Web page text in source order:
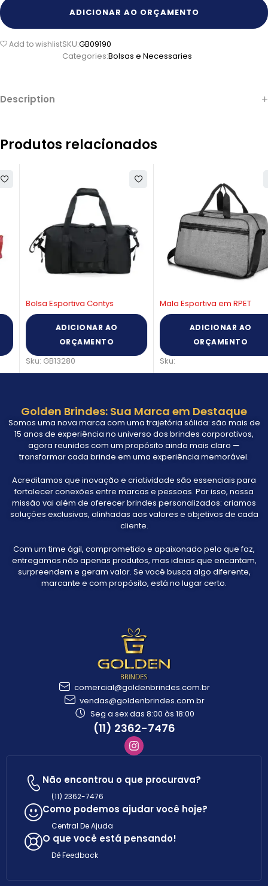
ADICIONAR AO ORÇAMENTO
Add to wishlistSKU:GB09190
Categories:Bolsas e Necessaries
Description
Produtos relacionados
Bolsa Esportiva Contys
ADICIONAR AO
ORÇAMENTO
GB13280
Mala Esportiva em RPET
ADICIONAR AO
ORÇAMENTO
Golden Brindes: Sua Marca em Destaque
Somos uma nova marca com uma trajetória sólida: são mais de
15 anos de experiência no universo dos brindes corporativos,
agora reunidos com um propósito ainda mais claro —
transformar cada brinde em uma experiência memorável.
Acreditamos que inovação e criatividade são essenciais para
fortalecer conexões entre marcas e pessoas. Por isso, nossa
missão vai além de oferecer brindes personalizados: criamos
soluções exclusivas, alinhadas aos valores e objetivos de cada
cliente.
Com um time ágil, comprometido e apaixonado pelo que faz,
entregamos não apenas produtos, mas ideias que encantam,
surpreendem e geram valor. Se você busca algo diferente,
marcante e com propósito, está no lugar certo.
comercial@goldenbrindes.com.br
vendas@goldenbrindes.com.br
Seg a sex das 8:00 às 18:00
(11) 2362-7476
Não encontrou o que procurava?
(11) 2362-7476
Como podemos ajudar você hoje?
Central De Ajuda
O que você está pensando!
Dê Feedback